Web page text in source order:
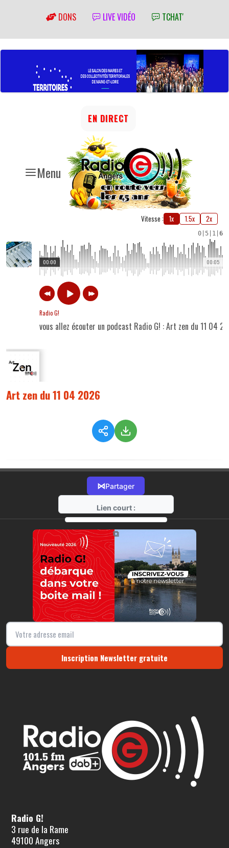
DONS LIVE VIDÉO TCHAT'
Menu
EN DIRECT
Vitesse : 1x 1.5x 2x
0 5 1 6
00:05
00:00
Radio G!
vous allez écouter un podcast Radio G! : Art zen du 11 04
Art zen du 11 04 2026
⋈Partager
Lien court :
https://radio-g.fr?21677
⧉
Inscription Newsletter gratuite
Radio G!
3 rue de la Rame
49100 Angers